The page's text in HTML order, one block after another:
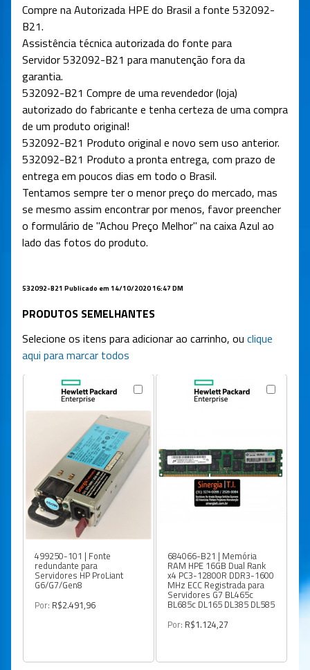
Compre na Autorizada HPE do Brasil a fonte 532092-
B21.
Assistência técnica autorizada do fonte para
Servidor532092-B21 para manutenção fora da
garantia.
532092-B21 Compre de uma revendedor (loja)
autorizado do fabricante e tenha certeza de uma compra
de um produto original!
532092-B21 Produto original e novo sem uso anterior.
532092-B21 Produto a pronta entrega, com prazo de
entrega em poucos dias em todo o Brasil.
Tentamos sempre ter o menor preço do mercado, mas
se mesmo assim encontrar por menos, favor preencher
o formulário de "Achou Preço Melhor" na caixa Azul ao
lado das fotos do produto.
532092-B21 Publicado em 14/10/2020 16:47 DM
PRODUTOS SEMELHANTES
Selecione os itens para adicionar ao carrinho, ou clique
aqui para marcar todos
499250-101 | Fonte
redundante para
Servidores HP ProLiant
G6/G7/Gen8
Por: R$2.491,96
684066-B21 | Memória
RAM HPE 16GB Dual Rank
x4 PC3-12800R DDR3-1600
MHz ECC Registrada para
Servidores G7 BL465c
BL685c DL165 DL385 DL585
Por: R$1.124,27